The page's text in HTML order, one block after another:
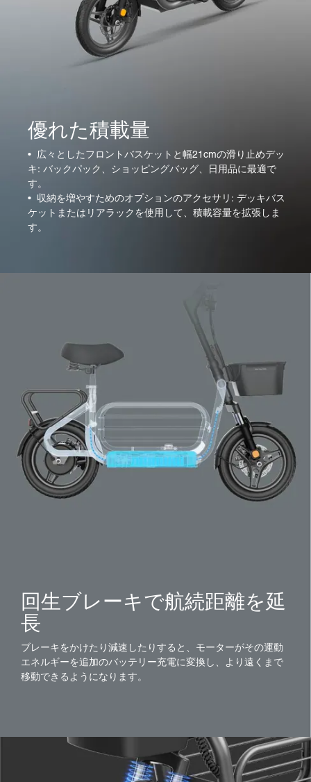
優れた積載量
•
広々としたフロントバスケットと幅21cmの滑り止めデッ
キ: バックパック、ショッピングバッグ、日用品に最適で
す。
•
収納を増やすためのオプションのアクセサリ: デッキバス
ケットまたはリアラックを使用して、積載容量を拡張しま
す。
回生ブレーキで航続距離を延
長
ブレーキをかけたり減速したりすると、モーターがその運動
エネルギーを追加のバッテリー充電に変換し、より遠くまで
移動できるようになります。